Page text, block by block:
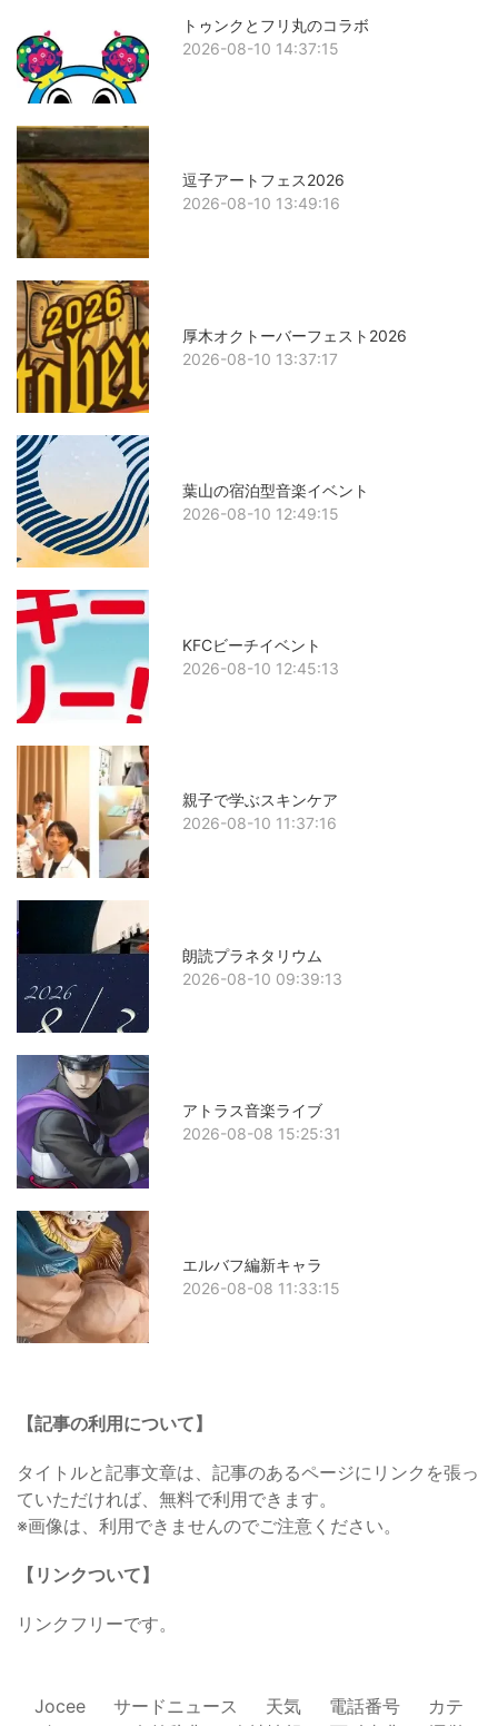
トゥンクとフリ丸のコラボ
2026-08-10 14:37:15
逗子アートフェス2026
2026-08-10 13:49:16
厚木オクトーバーフェスト2026
2026-08-10 13:37:17
葉山の宿泊型音楽イベント
2026-08-10 12:49:15
KFCビーチイベント
2026-08-10 12:45:13
親子で学ぶスキンケア
2026-08-10 11:37:16
朗読プラネタリウム
2026-08-10 09:39:13
アトラス音楽ライブ
2026-08-08 15:25:31
エルバフ編新キャラ
2026-08-08 11:33:15
【記事の利用について】
タイトルと記事文章は、記事のあるページにリンクを張っ
ていただければ、無料で利用できます。
※画像は、利用できませんのでご注意ください。
【リンクついて】
リンクフリーです。
Jocee サードニュース 天気 電話番号
カテ